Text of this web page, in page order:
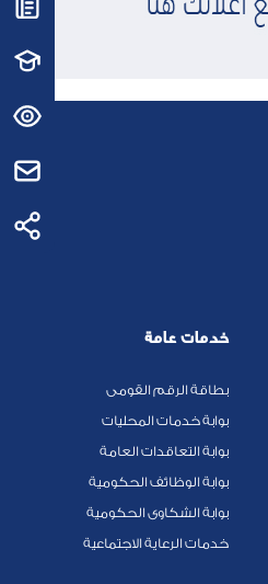
خدمات عامة
بطاقة الرقم القومى
بوابة خدمات المحليات
بوابة التعاقدات العامة
بوابة الوظائف الحكومية
بوابة الشكاوى الحكومية
خدمات الرعاية الاجتماعية